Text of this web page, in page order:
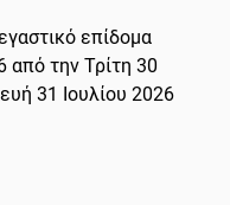
επίδομα
από την Τρίτη 30
31 Ιουλίου 2026